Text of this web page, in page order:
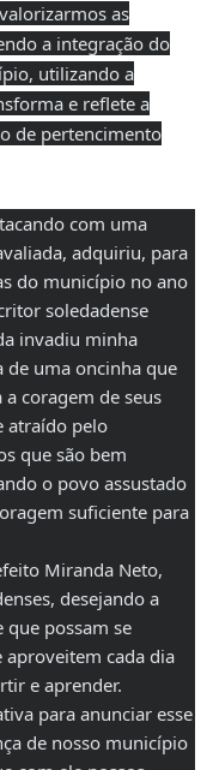
as
a integração do
utilizando a
e reflete a
de pertencimento
com uma
adquiriu, para
do município no ano
soledadense
invadiu minha
de uma oncinha que
coragem de seus
atraído pelo
que são bem
o povo assustado
suficiente para
Miranda Neto,
desejando a
que possam se
cada dia
e aprender.
para anunciar esse
de nosso município